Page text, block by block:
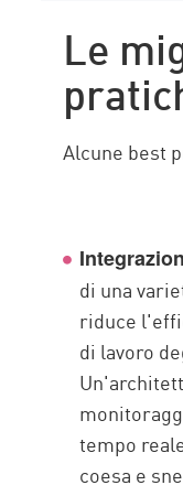
Le
Alcune best
di una
riduce
di lavoro
tempo
coesa e